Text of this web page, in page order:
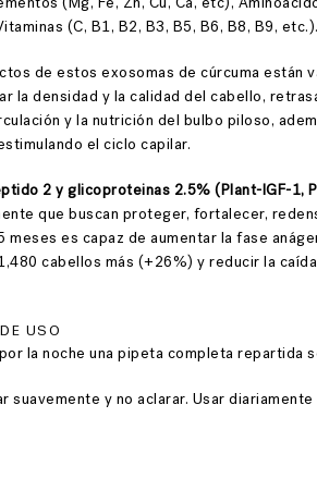
(C, B1, B2, B3, B5, B6, B8, B9, etc.).
de estos exosomas de cúrcuma están
la densidad y la calidad del cabello,
y la nutrición del bulbo piloso,
el ciclo capilar.
2 y glicoproteinas 2.5% (Plant-IGF-1,
que buscan proteger, fortalecer,
meses es capaz de aumentar la fase
cabellos más (+26%) y reducir la
USO
la noche una pipeta completa repartida
suavemente y no aclarar. Usar